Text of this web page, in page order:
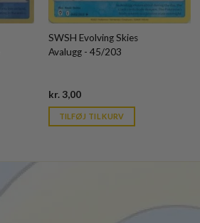
SWSH Evolving Skies
Avalugg - 45/203
kr.3,00Current
is:
kr. 39,95.
TILFØJ TIL KURV